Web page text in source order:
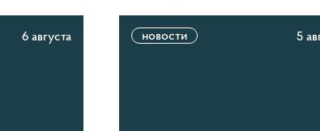
6 августа новости 5